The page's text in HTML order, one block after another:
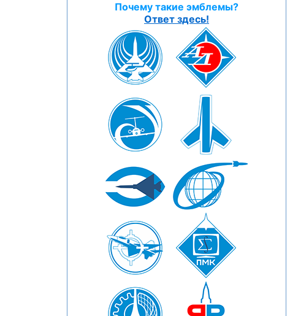
Почему такие эмблемы?
Ответ здесь!